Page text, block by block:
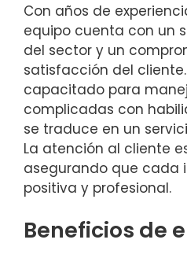
Con años de
equipo cuenta con un
del sector y un
satisfacción del
capacitado para
complicadas con
se traduce en un
La atención al cliente
asegurando que cada
positiva y profesional.
Beneficios de